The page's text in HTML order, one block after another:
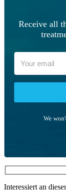
Receive all
We
Interessiert an